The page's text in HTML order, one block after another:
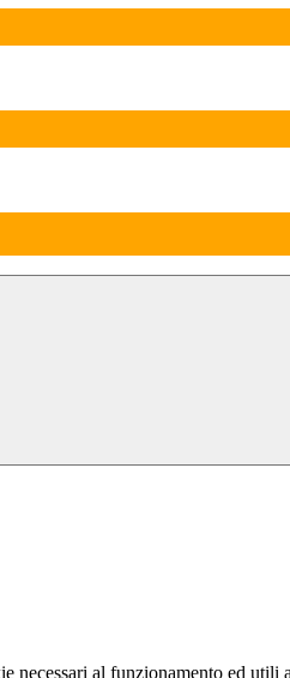
necessari al funzionamento ed utili